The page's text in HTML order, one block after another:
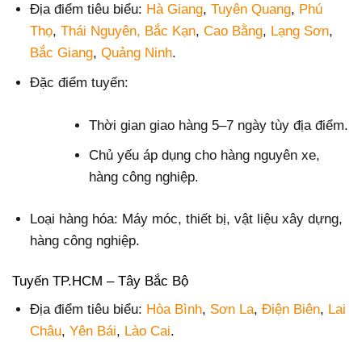
Địa điểm tiêu biểu: Hà Giang,Tuyên Quang, Phú
Thọ,Thái Nguyên, Bắc Kạn,Cao Bằng, Lạng Sơn,
Bắc Giang,Quảng Ninh.
Đặc điểm tuyến:
Thời gian giao hàng 5–7 ngày tùy địa điểm.
Chủ yếu áp dụng cho hàng nguyên xe,
hàng công nghiệp.
Loại hàng hóa: Máy móc, thiết bị, vật liệu xây dựng,
hàng công nghiệp.
Tuyến TP.HCM – Tây Bắc Bộ
Địa điểm tiêu biểu: Hòa Bình, Sơn La,Điện Biên, Lai
Châu,Yên Bái, Lào Cai.